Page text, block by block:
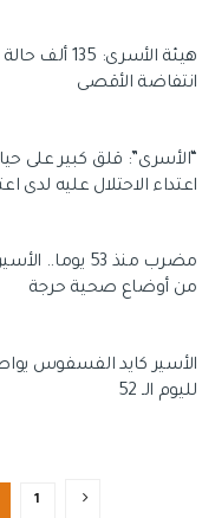
هيئة الأسرى:
انتفاضة الأقصى
“الأسرى”: قلق كبير على
اعتداء الاحتلال عليه لدى
مضرب منذ 53
من أوضاع صحية حرجة
الأسير كايد الفسفوس
لليوم الـ 52
1